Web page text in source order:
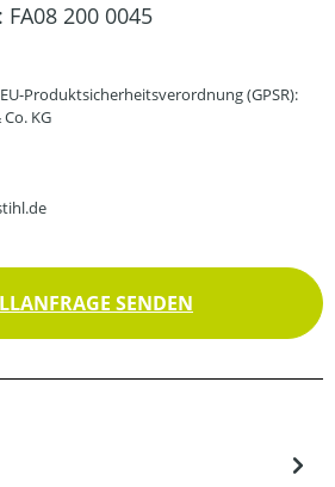
FA08 200 0045
Produktsicherheitsverordnung (GPSR):
KG
SENDEN